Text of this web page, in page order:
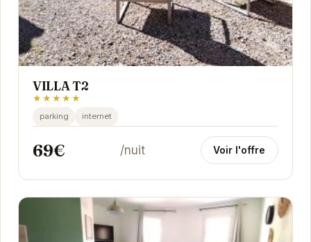
VILLA T2
★★★★★
parking internet
69€ /nuit Voir l'offre